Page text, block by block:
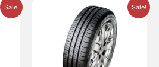
Sale! Sale!